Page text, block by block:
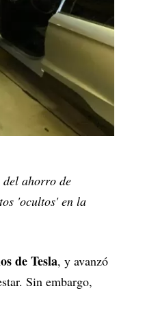
del ahorro de
'ocultos' en la
de Tesla, y avanzó
Sin embargo,